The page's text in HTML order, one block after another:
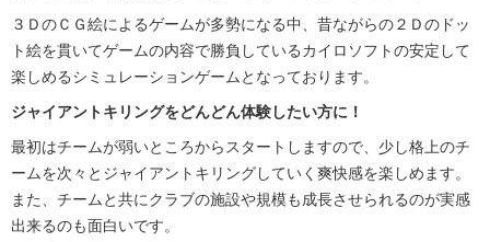
３ＤのＣＧ絵によるゲームが多勢になる中、昔ながらの２Ｄのドッ
ト絵を貫いてゲームの内容で勝負しているカイロソフトの安定して
楽しめるシミュレーションゲームとなっております。
ジャイアントキリングをどんどん体験したい方に！
最初はチームが弱いところからスタートしますので、少し格上のチ
ームを次々とジャイアントキリングしていく爽快感を楽しめます。
また、チームと共にクラブの施設や規模も成長させられるのが実感
出来るのも面白いです。